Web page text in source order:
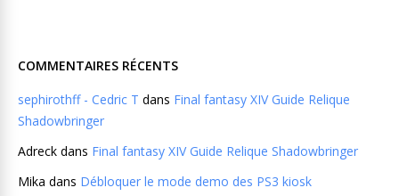
COMMENTAIRES RÉCENTS
sephirothff - Cedric T dans Final fantasy XIV Guide Relique
Shadowbringer
Adreck dans Final fantasy XIV Guide Relique Shadowbringer
Mika dans Débloquer le mode demo des PS3 kiosk